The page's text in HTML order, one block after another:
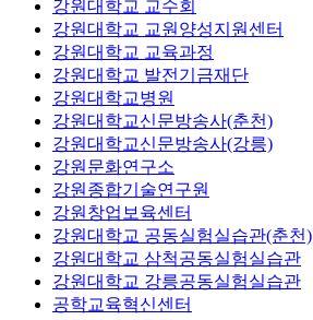
강원대학교 교수회
강원대학교 교원양성지원센터
강원대학교 교육과정
강원대학교 발전기금재단
강원대학교병원
강원대학교신문방송사(춘천)
강원대학교신문방송사(강릉)
강원문화연구소
강원종합기술연구원
강원창업보육센터
강원대학교 공동실험실습관(춘천)
강원대학교 삼척공동실험실습관
강원대학교 강릉공동실험실습관
공학교육혁신센터